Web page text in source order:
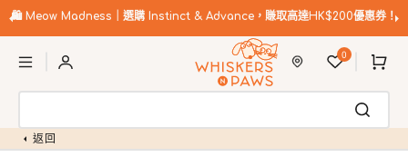
至
容
🛍️ Meow Madness｜選購 Instinct & Advance，賺取高達HK$200優惠券！
0
購
物
返回